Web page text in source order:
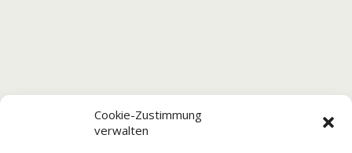
Cookie-Zustimmung
verwalten